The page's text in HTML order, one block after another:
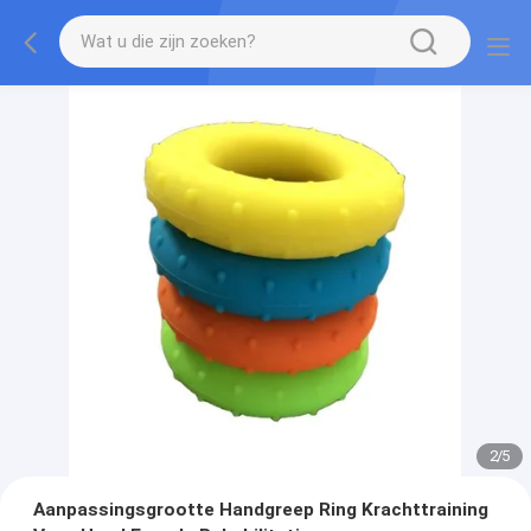
2/5
Aanpassingsgrootte Handgreep Ring Krachttraining